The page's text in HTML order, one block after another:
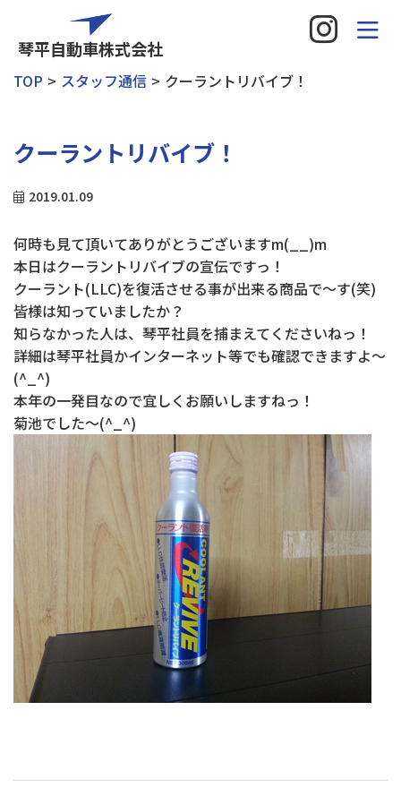
琴平自動車株式会社
TOP スタッフ通信 クーラントリバイブ！
クーラントリバイブ！
2019.01.09
何時も見て頂いてありがとうございますm(__)m
本日はクーラントリバイブの宣伝ですっ！
クーラント(LLC)を復活させる事が出来る商品で～す(笑)
皆様は知っていましたか？
知らなかった人は、琴平社員を捕まえてくださいねっ！
詳細は琴平社員かインターネット等でも確認できますよ～
(^_^)
本年の一発目なので宜しくお願いしますねっ！
菊池でした～(^_^)